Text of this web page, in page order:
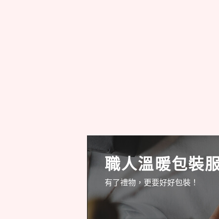
職人溫暖包裝
有了禮物，更要好好包裝！